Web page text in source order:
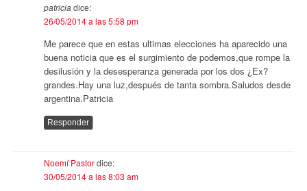
patriciadice:
26/05/2014 a las 5:58 pm
Me parece que en estas ultimas elecciones ha aparecido una
buena noticia que es el surgimiento de podemos,que rompe la
desilusión y la desesperanza generada por los dos ¿Ex?
grandes.Hay una luz,después de tanta sombra.Saludos desde
argentina.Patricia
Responder
Noemí Pastordice:
30/05/2014 a las 8:03 am